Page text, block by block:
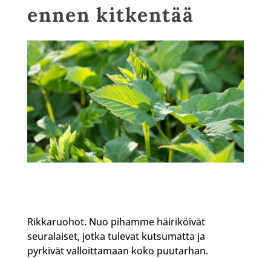
ennen kitkentää
Rikkaruohot. Nuo pihamme häiriköivät
seuralaiset, jotka tulevat kutsumatta ja
pyrkivät valloittamaan koko puutarhan.